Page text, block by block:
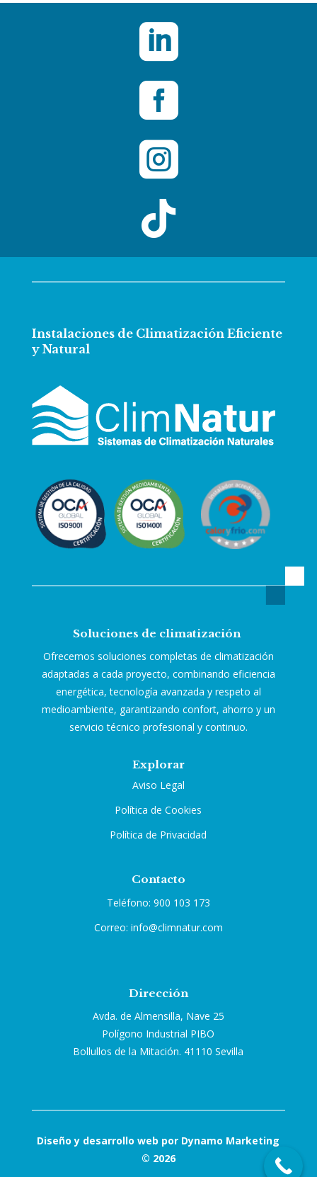




Instalaciones de Climatización Eficiente
y Natural
Soluciones de climatización
Ofrecemos soluciones completas de climatización
adaptadas a cada proyecto, combinando eficiencia
energética, tecnología avanzada y respeto al
medioambiente, garantizando confort, ahorro y un
servicio técnico profesional y continuo.
Explorar
Aviso Legal
Política de Cookies
Política de Privacidad
Contacto
Teléfono: 900 103 173
Correo: info@climnatur.com
Dirección
Avda. de Almensilla, Nave 25
Polígono Industrial PIBO
Bollullos de la Mitación. 41110 Sevilla
Diseño y desarrollo web por Dynamo Marketing
© 2026